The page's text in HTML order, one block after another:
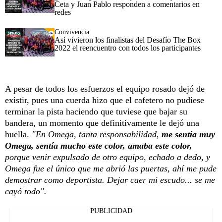
Ceta y Juan Pablo responden a comentarios en
redes
Convivencia
Así vivieron los finalistas del Desafío The Box
2022 el reencuentro con todos los participantes
A pesar de todos los esfuerzos el equipo rosado dejó de
existir, pues una cuerda hizo que el cafetero no pudiese
terminar la pista haciendo que tuviese que bajar su
bandera, un momento que definitivamente le dejó una
huella. "En Omega, tanta responsabilidad, me sentía muy
Omega, sentía mucho este color, amaba este color,
porque venir expulsado de otro equipo, echado a dedo, y
Omega fue el único que me abrió las puertas, ahí me pude
demostrar como deportista. Dejar caer mi escudo... se me
cayó todo".
PUBLICIDAD